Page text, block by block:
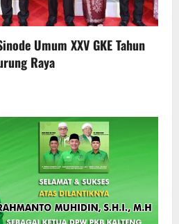
Umum XXV GKE Tahun
Raya